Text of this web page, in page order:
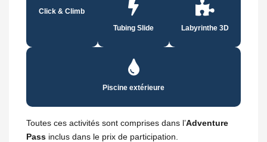
Click & Climb
Tubing Slide
Labyrinthe 3D
Piscine extérieure
Toutes ces activités sont comprises dans l’Adventure
Passinclus dans le prix de participation.